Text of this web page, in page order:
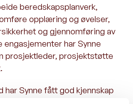
beredskapsplanverk,
opplæring og øvelser,
og gjennomføring av
engasjementer har Synne
prosjektleder, prosjektstøtte
har Synne fått god kjennskap